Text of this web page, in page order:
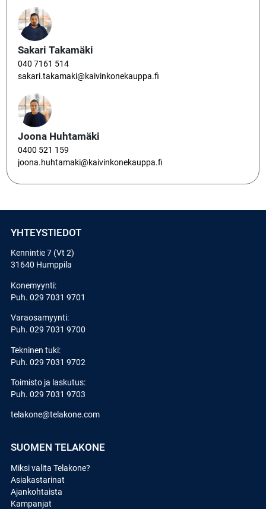
Sakari Takamäki
040 7161 514
sakari.takamaki@kaivinkonekauppa.fi
Joona Huhtamäki
0400 521 159
joona.huhtamaki@kaivinkonekauppa.fi
YHTEYSTIEDOT
Kennintie 7 (Vt 2)
31640 Humppila
Konemyynti:
Puh. 029 7031 9701
Varaosamyynti:
Puh. 029 7031 9700
Tekninen tuki:
Puh. 029 7031 9702
Toimisto ja laskutus:
Puh. 029 7031 9703
telakone@telakone.com
SUOMEN TELAKONE
Miksi valita Telakone?
Asiakastarinat
Ajankohtaista
Kampanjat